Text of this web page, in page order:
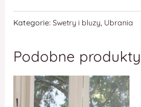
Kategorie: Swetry i bluzy, Ubrania
Podobne produkty